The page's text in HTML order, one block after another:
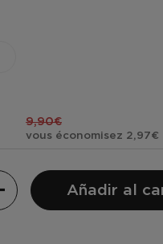
9,90€
vous économisez 2,97€
Añadir al